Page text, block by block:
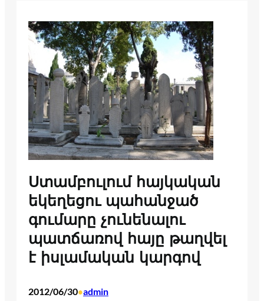
Ստամբուլում հայկական
եկեղեցու պահանջած
գումարը չունենալու
պատճառով հայը թաղվել
է իսլամական կարգով
2012/06/30•admin